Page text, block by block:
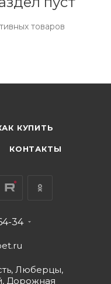
товаров
КУПИТЬ
КОНТАКТЫ
34
Люберцы,
Дорожная